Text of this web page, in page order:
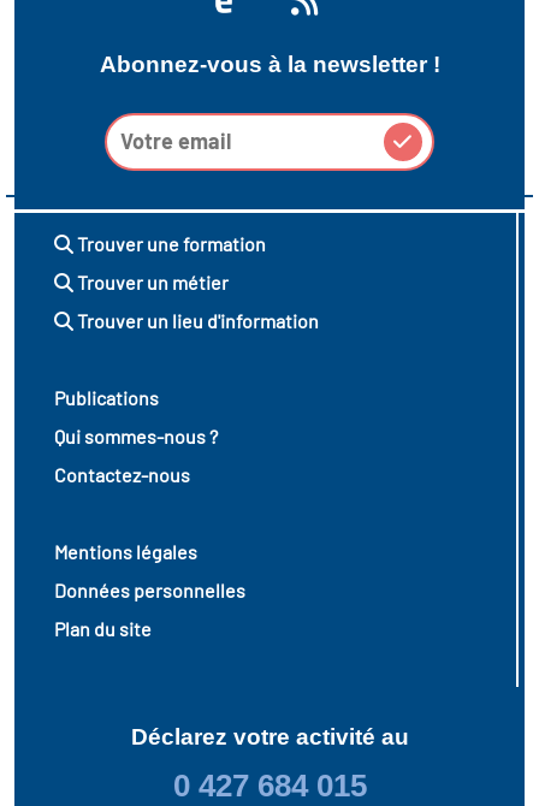
Abonnez-vous à la newsletter !
Trouver une formation
Trouver un métier
Trouver un lieu d'information
Publications
Qui sommes-nous ?
Contactez-nous
Mentions légales
Données personnelles
Plan du site
Déclarez votre activité au
0 427 684 015